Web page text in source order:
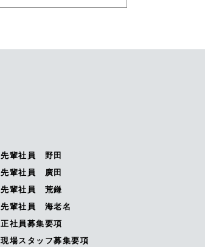
先輩社員 野田
先輩社員 廣田
先輩社員 荒鎌
先輩社員 海老名
正社員募集要項
現場スタッフ募集要項